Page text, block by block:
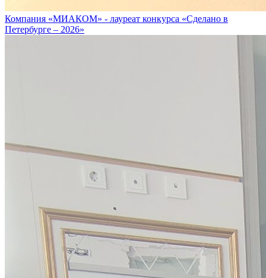
Компания «МИАКОМ» - лауреат конкурса «Сделано в
Петербурге – 2026»